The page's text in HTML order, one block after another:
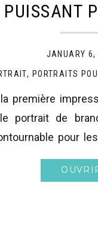
première
portrait de
pour
inspirer
Que vous soyez
, PORTRAITS
JANUARY 6,
DE